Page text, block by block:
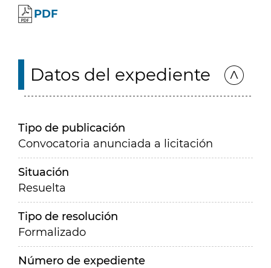
PDF
Datos del expediente
Tipo de publicación
Convocatoria anunciada a licitación
Situación
Resuelta
Tipo de resolución
Formalizado
Número de expediente